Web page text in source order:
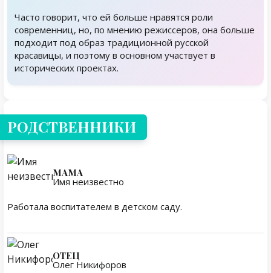
Часто говорит, что ей больше нравятся роли
современниц, но, по мнению режиссеров, она больше
подходит под образ традиционной русской
красавицы, и поэтому в основном участвует в
исторических проектах.
Родственники
РОДСТВЕННИКИ
МАМА
Имя неизвестно
Работала воспитателем в детском саду.
ОТЕЦ
Олег Никифоров